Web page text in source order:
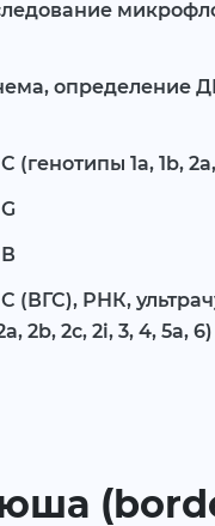
определение
(генотипы 1а, 1b,
(ВГС), РНК,
2b, 2c, 2i, 3, 4, 5a, 6)